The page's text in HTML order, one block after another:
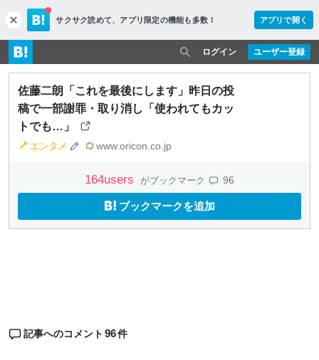
c
l
o
s
e
サクサク読めて、 アプリ限定の機能も多数！ アプリで開く
ユーザー登録
ログイン
佐藤二朗「これを最後にします」昨日の投
稿で一部謝罪・取り消し「使われてもカッ
トでも…」
エンタメ www.oricon.co.jp
164users がブックマーク 96
ブックマークを追加
記事へのコメント 96件